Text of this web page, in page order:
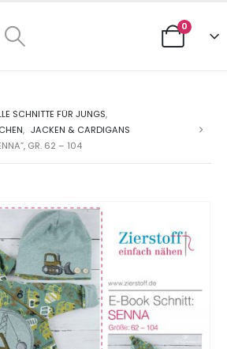
0
SCHNITTE FÜR JUNGS,
, JACKEN & CARDIGANS
GR. 62 – 104